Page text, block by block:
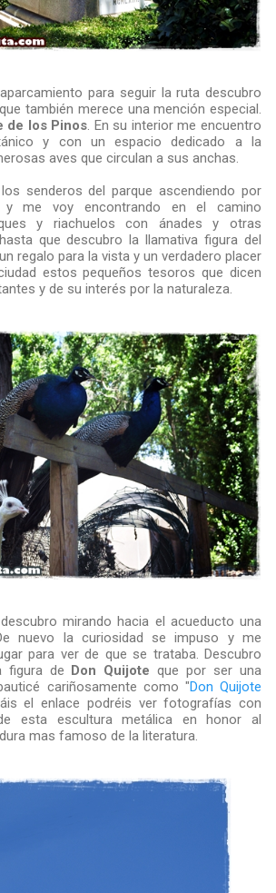
para seguir la ruta descubro
también merece una mención especial.
de los Pinos. En su interior me encuentro
y con un espacio dedicado a la
aves que circulan a sus anchas.
senderos del parque ascendiendo por
y me voy encontrando en el camino
y riachuelos con ánades y otras
que descubro la llamativa figura del
regalo para la vista y un verdadero placer
estos pequeños tesoros que dicen
y de su interés por la naturaleza.
mirando hacia el acueducto una
nuevo la curiosidad se impuso y me
para ver de que se trataba. Descubro
figura de Don Quijote que por ser una
cariñosamente como "Don Quijote
el enlace podréis ver fotografías con
esta escultura metálica en honor al
mas famoso de la literatura.